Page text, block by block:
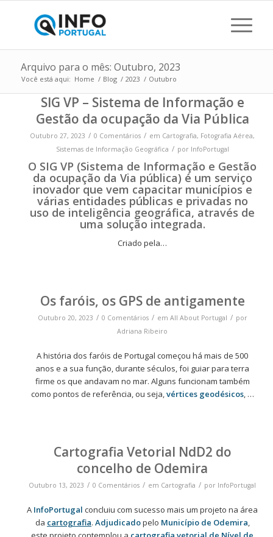
Arquivo para o mês: Outubro, 2023
Você está aqui: Home / Blog / 2023 / Outubro
SIG VP – Sistema de Informação e
Gestão da ocupação da Via Pública
Outubro 27, 2023 / 0 Comentários / em Cartografia, Fotografia Aérea,
Sistemas de Informação Geográfica / por InfoPortugal
O SIG VP (Sistema de Informação e Gestão
da ocupação da Via pública) é um serviço
inovador que vem capacitar municípios e
várias entidades públicas e privadas no
uso de inteligência geográfica, através de
uma solução integrada.
Criado pela…
Os faróis, os GPS de antigamente
Outubro 20, 2023 / 0 Comentários / em All About Portugal / por
Adriana Ribeiro
A história dos faróis de Portugal começou há mais de 500
anos e a sua função, durante séculos, foi guiar para terra
firme os que andavam no mar. Alguns funcionam também
como pontos de referência, ou seja,vértices geodésicos, …
Cartografia Vetorial NdD2 do
concelho de Odemira
Outubro 13, 2023 / 0 Comentários / em Cartografia / por InfoPortugal
A InfoPortugal concluiu com sucesso mais um projeto na área
da cartografia. Adjudicadopelo Município de Odemira,